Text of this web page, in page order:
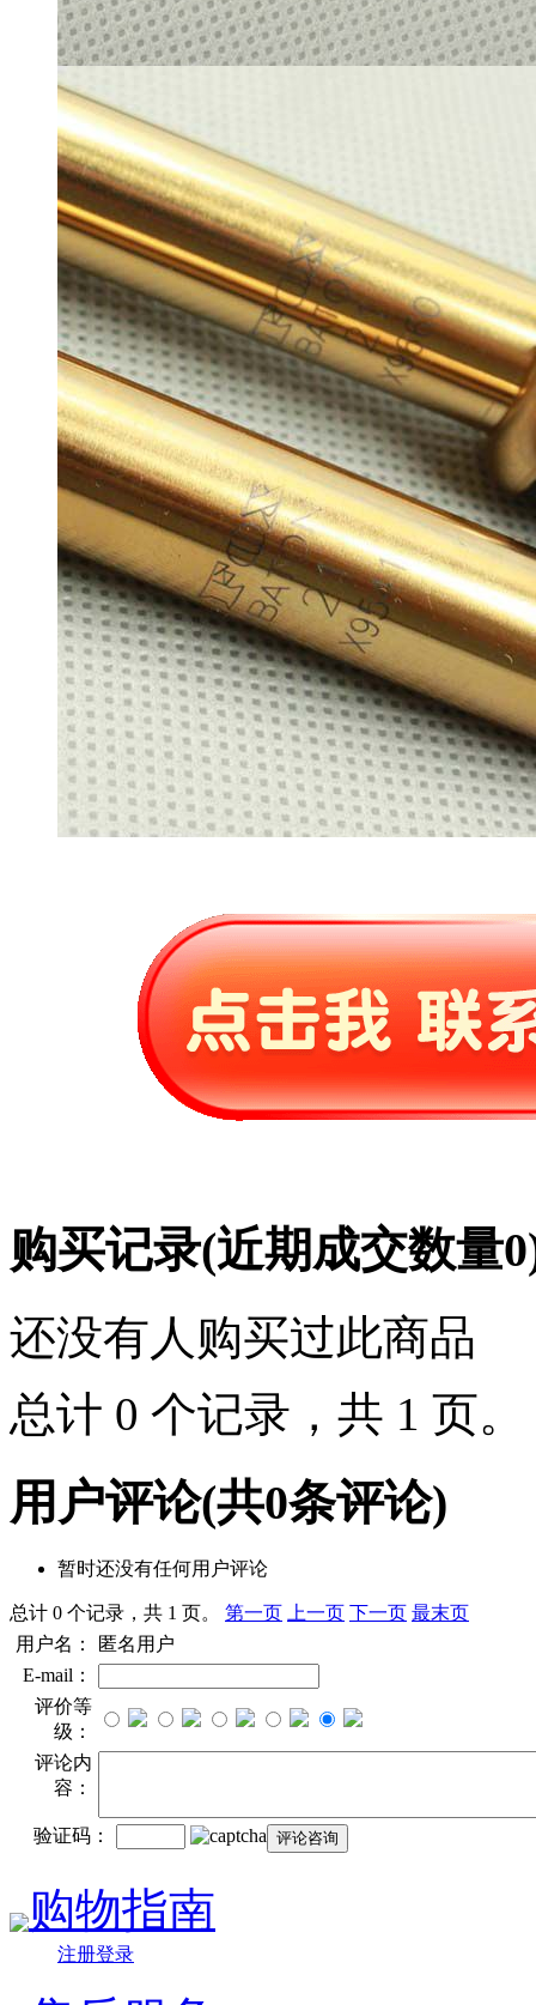
购买记录(近期成交数量0
还没有人购买过此商品
总计 0 个记录，共 1 页。
用户评论(共0条评论)
暂时还没有任何用户评论
总计 0 个记录，共 1 页。 第一页 上一页 下一页 最末页
用户名：
匿名用户
E-mail：
评价等
级：
评论内
容：
验证码：
购物指南
注册登录